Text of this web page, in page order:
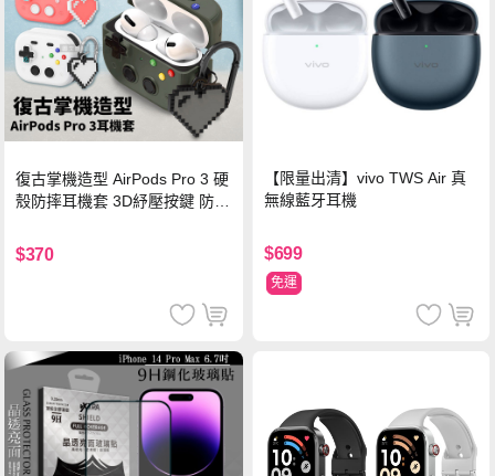
復古掌機造型 AirPods Pro 3 硬
殼防摔耳機套 3D紓壓按鍵 防開
$370
【限量出清】vivo TWS Air 真
無線藍牙耳機
$699
免運